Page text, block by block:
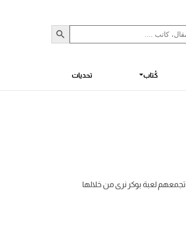
كُتاب تحديات
شلة ليبون هم سبع أصدقاء قد قطعوا وعد أن يجتمعوا دائماً في ليلة رأس السنة ، وفي عام ٢٠١٠ تجمعهم لعبة بوكر نرى من خلالها